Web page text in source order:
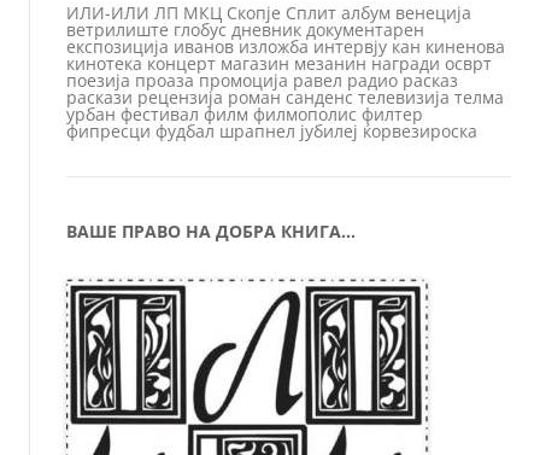
ИЛИ-ИЛИ ЛП МКЦ Скопје Сплит албум венеција
ветрилиште глобус дневник документарен
експозиција иванов изложба интервју кан киненова
кинотека концерт магазин мезанин награди осврт
поезија проаза промоција равел радио расказ
раскази рецензија роман санденс телевизија телма
урбан фестивал филм филмополис филтер
фипресци фудбал шрапнел јубилеј ќорвезироска
ВАШЕ ПРАВО НА ДОБРА КНИГА…